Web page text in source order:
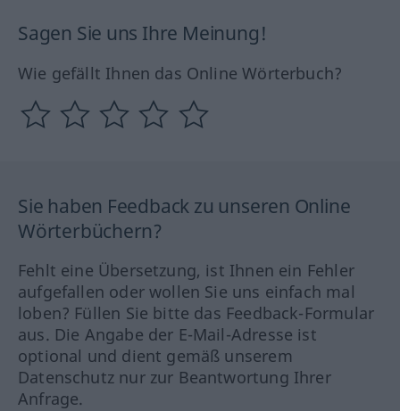
Sagen Sie uns Ihre Meinung!
Wie gefällt Ihnen das Online Wörterbuch?
Sie haben Feedback zu unseren Online
Wörterbüchern?
Fehlt eine Übersetzung, ist Ihnen ein Fehler
aufgefallen oder wollen Sie uns einfach mal
loben? Füllen Sie bitte das Feedback-Formular
aus. Die Angabe der E-Mail-Adresse ist
optional und dient gemäß unserem
Datenschutz nur zur Beantwortung Ihrer
Anfrage.